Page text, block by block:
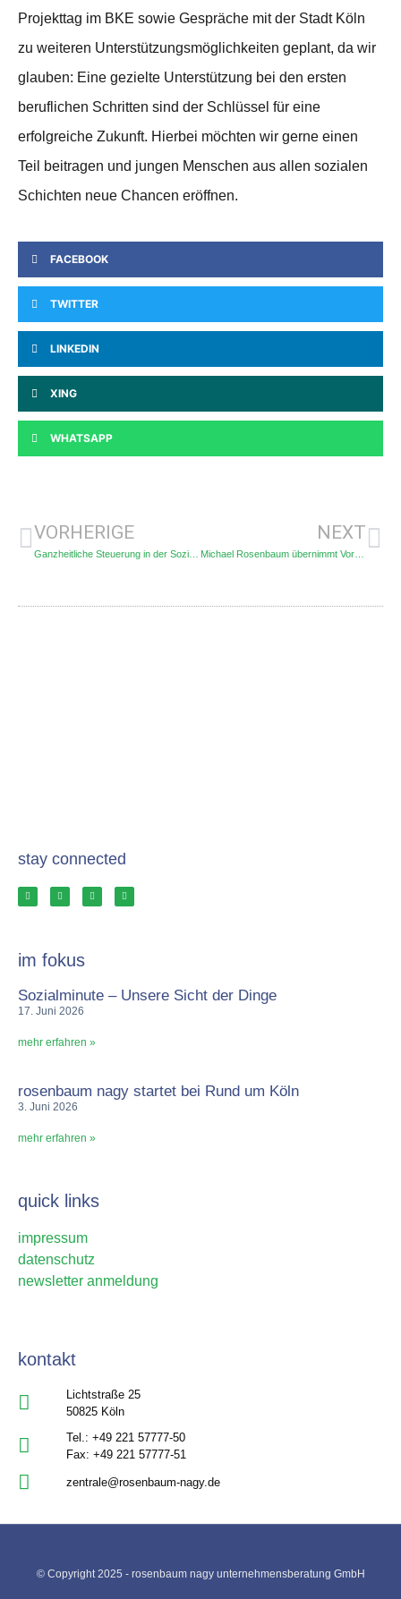
Projekttag im BKE sowie Gespräche mit der Stadt Köln
zu weiteren Unterstützungsmöglichkeiten geplant, da wir
glauben: Eine gezielte Unterstützung bei den ersten
beruflichen Schritten sind der Schlüssel für eine
erfolgreiche Zukunft. Hierbei möchten wir gerne einen
Teil beitragen und jungen Menschen aus allen sozialen
Schichten neue Chancen eröffnen.
FACEBOOK
TWITTER
LINKEDIN
XING
WHATSAPP
VORHERIGE NEXT
Michael Rosenbaum übernimmt Vorsitz im Kölner Verein für Ausdauersport e.V.
stay connected
im fokus
Sozialminute – Unsere Sicht der Dinge
17. Juni 2026
mehr erfahren »
rosenbaum nagy startet bei Rund um Köln
3. Juni 2026
mehr erfahren »
quick links
impressum
datenschutz
newsletter anmeldung
kontakt
Lichtstraße 25
50825 Köln
Tel.: +49 221 57777-50
Fax: +49 221 57777-51
zentrale@rosenbaum-nagy.de
© Copyright 2025 - rosenbaum nagy unternehmensberatung GmbH